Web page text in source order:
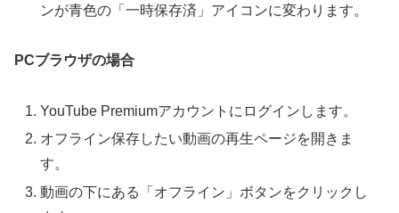
ンが青色の「一時保存済」アイコンに変わります。
PCブラウザの場合
YouTube Premiumアカウントにログインします。
オフライン保存したい動画の再生ページを開きま
す。
動画の下にある「オフライン」ボタンをクリックし